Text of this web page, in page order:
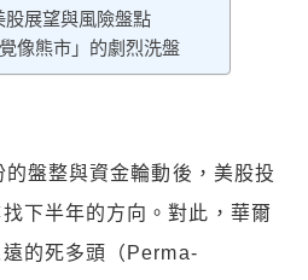
股展望與風險盤點
像熊市」的劇烈洗盤
盤整與資金輪動後，美股投
下半年的方向。對此，華爾
的死多頭（Perma-